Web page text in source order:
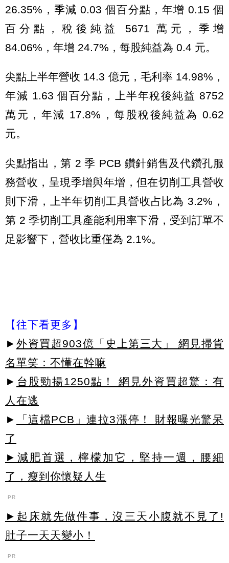
26.35%，季減 0.03 個百分點，年增 0.15 個
百分點，稅後純益 5671 萬元，季增
84.06%，年增 24.7%，每股純益為 0.4 元。
尖點上半年營收 14.3 億元，毛利率 14.98%，
年減 1.63 個百分點，上半年稅後純益 8752
萬元，年減 17.8%，每股稅後純益為 0.62
元。
尖點指出，第 2 季 PCB 鑽針銷售及代鑽孔服
務營收，呈現季增與年增，但在切削工具營收
則下滑，上半年切削工具營收占比為 3.2%，
第 2 季切削工具產能利用率下滑，受到訂單不
足影響下，營收比重僅為 2.1%。
【往下看更多】
► 外資買超903億「史上第三大」 網見掃貨
名單笑：不懂在幹嘛
► 台股勁揚1250點！ 網見外資買超驚：有
人在逃
►
「這檔PCB」連拉3漲停！ 財報曝光驚呆
了
►減肥首選，檸檬加它，堅持一週，腰細
了，瘦到你懷疑人生
PR
►起床就先做件事，沒三天小腹就不見了!
肚子一天天變小！
PR